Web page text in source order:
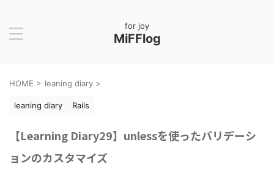
for joy
MiFFlog
HOME > leaning diary >
leaning diary Rails
【Learning Diary29】unlessを使ったバリデーシ
ョンのカスタマイズ